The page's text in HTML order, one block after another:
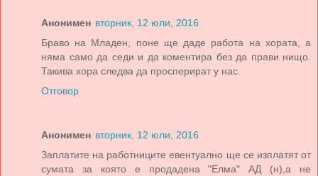
Анонимен вторник, 12 юли, 2016
Браво на Младен, поне ще даде работа на хората, а
няма само да седи и да коментира без да прави нищо.
Такива хора следва да просперират у нас.
Отговор
Анонимен вторник, 12 юли, 2016
Заплатите на работниците евентуално ще се изплатят от
сумата за която е продадена "Елма" АД (н),а не